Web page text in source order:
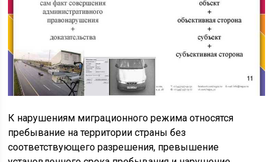
К нарушениям миграционного режима относятся
пребывание на территории страны без
соответствующего разрешения, превышение